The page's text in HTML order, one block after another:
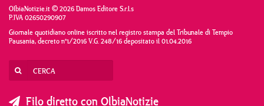
OlbiaNotizie.it © 2026 Damos Editore S.r.l.s
P.IVA 02650290907
Giornale quotidiano online iscritto nel registro stampa del Tribunale di Tempio
Pausania, decreto n°1/2016 V.G. 248/16 depositato il 01.04.2016
Filo diretto con OlbiaNotizie